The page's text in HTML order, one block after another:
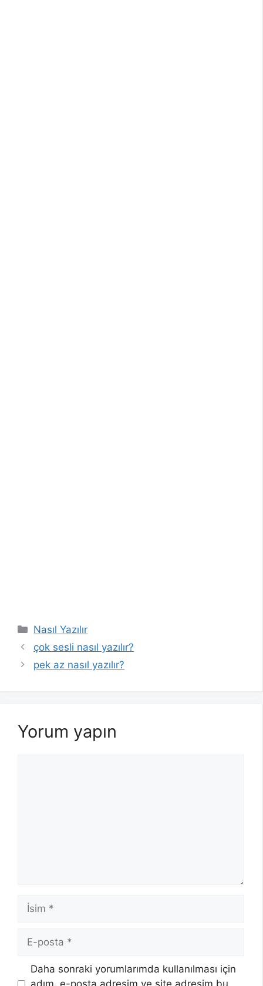
Kategoriler
Nasıl Yazılır
çok sesli nasıl yazılır?
pek az nasıl yazılır?
Yorum yapın
İsim
posta
Daha sonraki yorumlarımda kullanılması için
adım, e-posta adresim ve site adresim bu